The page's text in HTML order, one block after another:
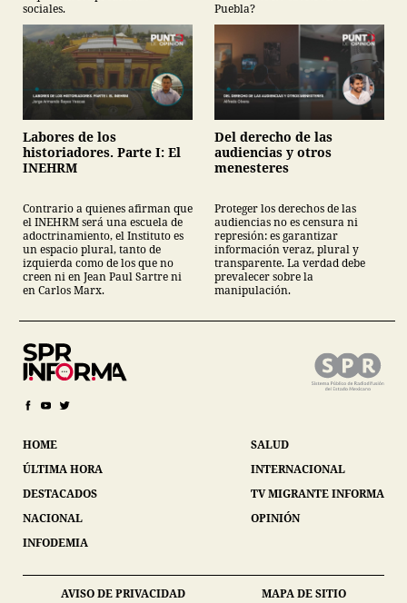
sociales.
Puebla?
Labores de los
historiadores. Parte I: El
INEHRM
Contrario a quienes afirman que
el INEHRM será una escuela de
adoctrinamiento, el Instituto es
un espacio plural, tanto de
izquierda como de los que no
creen ni en Jean Paul Sartre ni
en Carlos Marx.
Del derecho de las
audiencias y otros
menesteres
Proteger los derechos de las
audiencias no es censura ni
represión: es garantizar
información veraz, plural y
transparente. La verdad debe
prevalecer sobre la
manipulación.
HOME
ÚLTIMA HORA
DESTACADOS
NACIONAL
INFODEMIA
SALUD
INTERNACIONAL
TV MIGRANTE INFORMA
OPINIÓN
AVISO DE PRIVACIDAD MAPA DE SITIO